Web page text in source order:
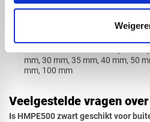
Materiaaltype: HMPE500 (Hoog
Beschikbare vormen: vierkant,
Beschikbare diktes: 8 mm, 10
mm, 30 mm, 35 mm, 40 mm, 50
mm, 100 mm
Veelgestelde vragen
Is HMPE500 zwart geschikt voor